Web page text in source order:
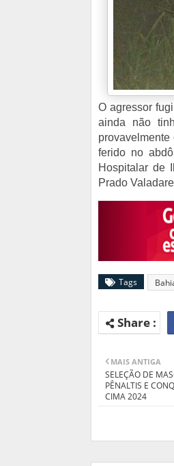
O agressor
ainda não
ferido no
Hospitalar de
Prado
Tags
MAIS ANTIGA
SELEÇÃO DE
PÊNALTIS E
CIMA 2024